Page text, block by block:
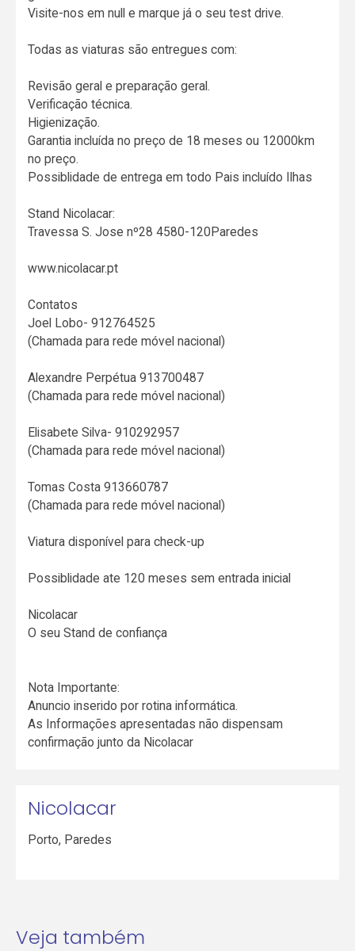
Visite-nos em null e marque já o seu test drive.
Todas as viaturas são entregues com:
Revisão geral e preparação geral.
Verificação técnica.
Higienização.
Garantia incluída no preço de 18 meses ou 12000km
no preço.
Possiblidade de entrega em todo Pais incluído Ilhas
Stand Nicolacar:
Travessa S. Jose nº28 4580-120Paredes
www.nicolacar.pt
Contatos
Joel Lobo- 912764525
(Chamada para rede móvel nacional)
Alexandre Perpétua 913700487
(Chamada para rede móvel nacional)
Elisabete Silva- 910292957
(Chamada para rede móvel nacional)
Tomas Costa 913660787
(Chamada para rede móvel nacional)
Viatura disponível para check-up
Possiblidade ate 120 meses sem entrada inicial
Nicolacar
O seu Stand de confiança
Nota Importante:
Anuncio inserido por rotina informática.
As Informações apresentadas não dispensam
confirmação junto da Nicolacar
Nicolacar
Porto, Paredes
Veja também